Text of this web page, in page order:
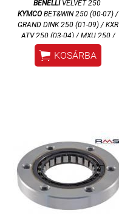
BENELLIVELVET 250
KYMCO BET&WIN 250 (00-07) /
GRAND DINK 250 (01-09) / KXR
ATV 250 (03-04) / MXU 250 /
PEOPLE LC 250 (03-07) / XCITING
250-500 (05-07) / YUP 250 /
MAXXER 300 (05-10)
 KOSÁRBA